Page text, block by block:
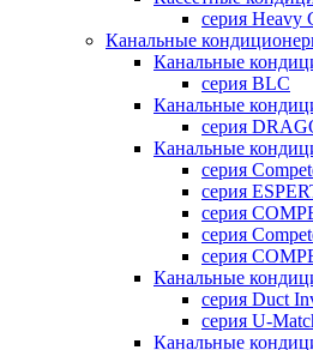
серия Heavy
Канальные
Канальные
серия BLC
Канальные
серия
Канальные
серия
серия
серия
серия
серия
Канальные
серия Duct
серия U-
Канальные